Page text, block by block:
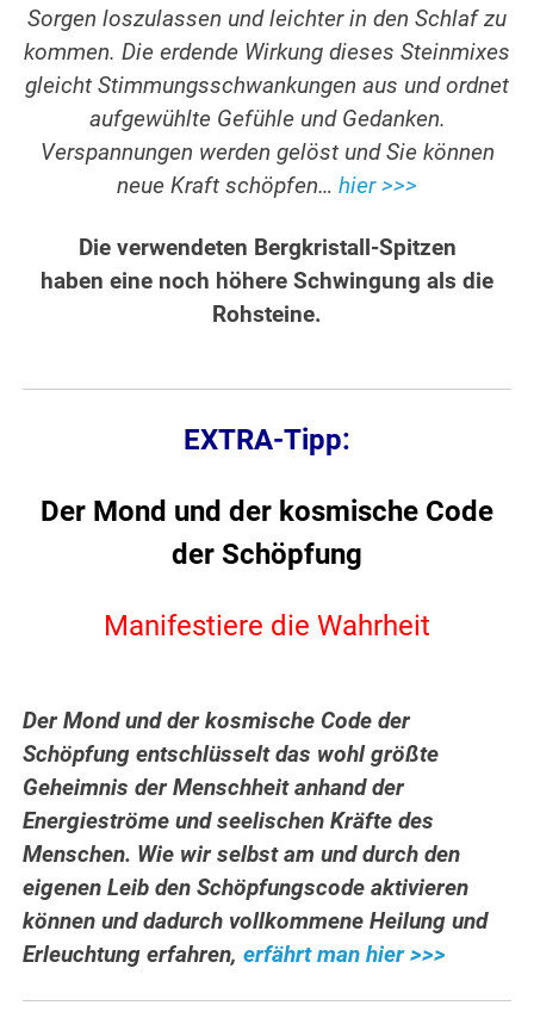
Sorgen loszulassen und leichter in den Schlaf zu
kommen. Die erdende Wirkung dieses Steinmixes
gleicht Stimmungsschwankungen aus und ordnet
aufgewühlte Gefühle und Gedanken.
Verspannungen werden gelöst und Sie können
neue Kraft schöpfen… hier >>>
Die verwendeten Bergkristall-Spitzen
haben eine noch höhere Schwingung als die
Rohsteine.
EXTRA-Tipp:
Der Mond und der kosmische Code
der Schöpfung
Manifestiere die Wahrheit
Der Mond und der kosmische Code der
Schöpfung entschlüsselt das wohl größte
Geheimnis der Menschheit anhand der
Energieströme und seelischen Kräfte des
Menschen. Wie wir selbst am und durch den
eigenen Leib den Schöpfungscode aktivieren
können und dadurch vollkommene Heilung und
Erleuchtung erfahren,erfährt man hier >>>